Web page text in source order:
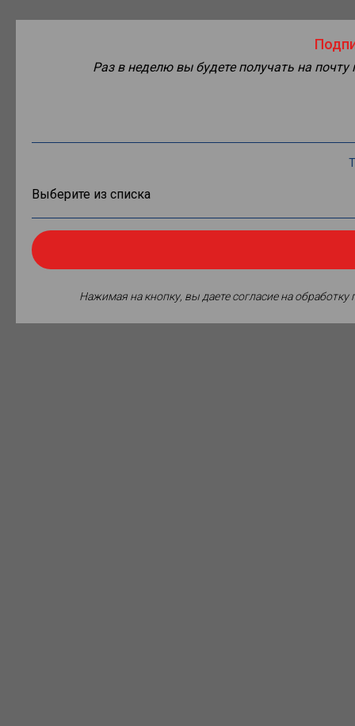
Раз в неделю вы будете получать на
Нажимая на кнопку, вы даете согласие на